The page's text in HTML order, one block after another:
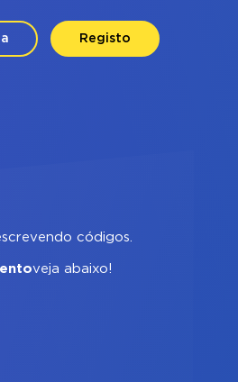
Registo
códigos.
veja abaixo!